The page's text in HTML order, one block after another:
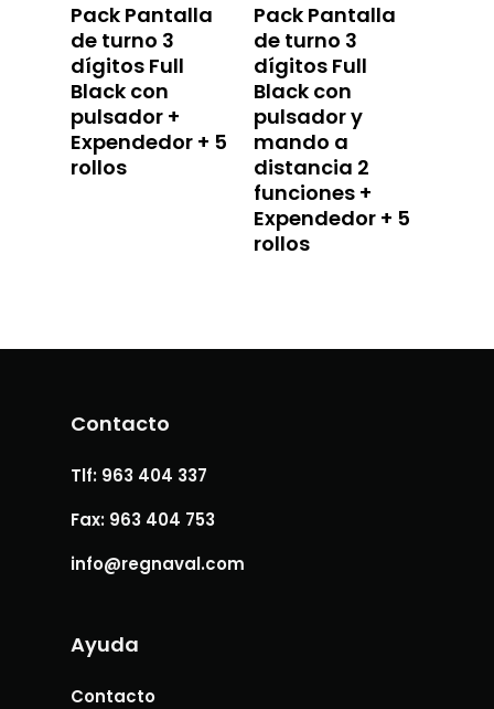
Pack Pantalla
de turno 3
dígitos Full
Black con
pulsador +
Expendedor + 5
rollos
Pack Pantalla
de turno 3
dígitos Full
Black con
pulsador y
mando a
distancia 2
funciones +
Expendedor + 5
rollos
Contacto
Tlf: 963 404 337
Fax: 963 404 753
info@regnaval.com
Ayuda
Contacto